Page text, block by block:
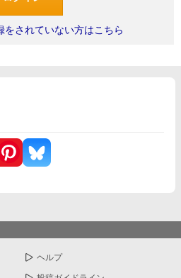
をされていない方はこちら
ヘルプ